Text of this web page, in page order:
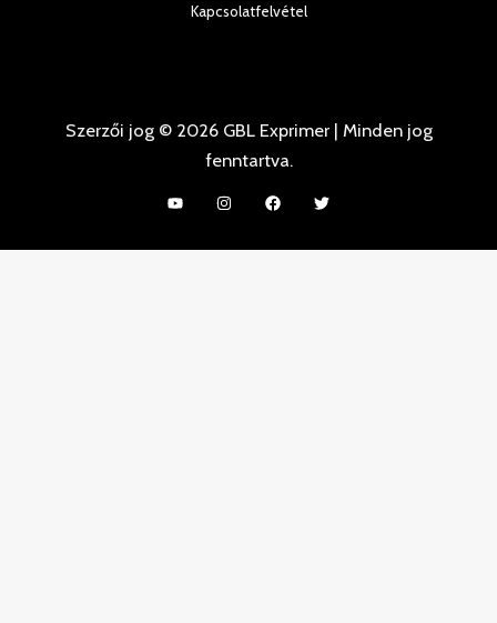
Kapcsolatfelvétel
Szerzői jog © 2026 GBL Exprimer | Minden jog
fenntartva.